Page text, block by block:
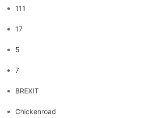
111
17
5
7
BREXIT
Chickenroad